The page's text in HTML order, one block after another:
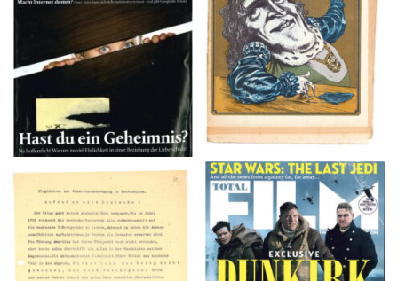
TOTAL FILM #260 –
SUMMER 2017
Flugblätter der Weissen
Rose – V, Januar 1943